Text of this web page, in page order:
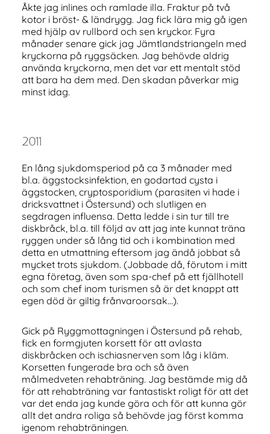
Åkte jag inlines och ramlade illa. Fraktur på två
kotor i bröst- & ländrygg. Jag fick lära mig gå igen
med hjälp av rullbord och sen kryckor. Fyra
månader senare gick jag Jämtlandstriangeln med
kryckorna på ryggsäcken. Jag behövde aldrig
använda kryckorna, men det var ett mentalt stöd
att bara ha dem med. Den skadan påverkar mig
minst idag.
2011
En lång sjukdomsperiod på ca 3 månader med
bl.a. äggstocksinfektion, en godartad cysta i
äggstocken, cryptosporidium (parasiten vi hade i
dricksvattnet i Östersund) och slutligen en
segdragen influensa. Detta ledde i sin tur till tre
diskbråck, bl.a. till följd av att jag inte kunnat träna
ryggen under så lång tid och i kombination med
detta en utmattning eftersom jag ändå jobbat så
mycket trots sjukdom. (Jobbade då, förutom i mitt
egna företag, även som spa-chef på ett fjällhotell
och som chef inom turismen så är det knappt att
egen död är giltig frånvaroorsak…).
Gick på Ryggmottagningen i Östersund på rehab,
fick en formgjuten korsett för att avlasta
diskbråcken och ischiasnerven som låg i kläm.
Korsetten fungerade bra och så även
målmedveten rehabträning. Jag bestämde mig då
för att rehabträning var fantastiskt roligt för att det
var det enda jag kunde göra och för att kunna gör
allt det andra roliga så behövde jag först komma
igenom rehabträningen.